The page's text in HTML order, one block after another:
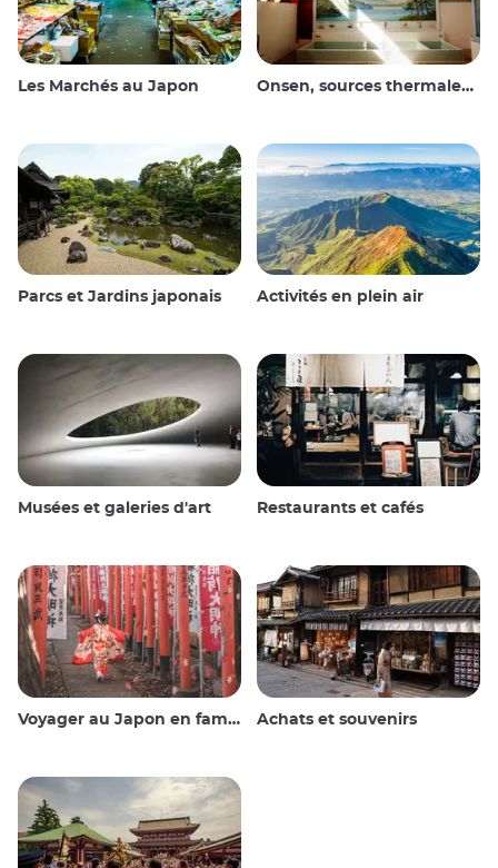
Les Marchés au Japon Onsen, sources thermales et bains publics
Parcs et Jardins japonais Activités en plein air
Musées et galeries d'art Restaurants et cafés
Voyager au Japon en famille Achats et souvenirs